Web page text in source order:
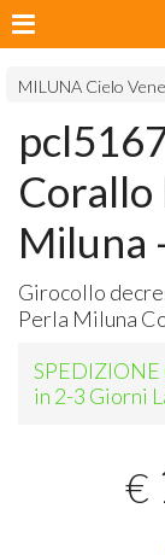
MILUNA Cielo
Corallo
Miluna
Girocollo
Perla Miluna
SPEDIZIONE
in 2-3 Giorni
€